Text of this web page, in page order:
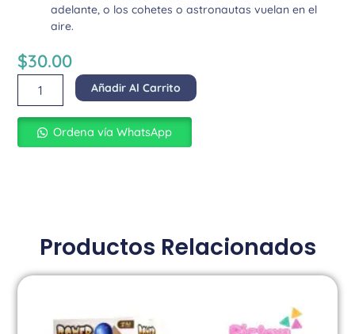
adelante, o los cohetes o astronautas vuelan en el
aire.
$30.00
Powered
Rocket
Añadir Al Carrito
Ordena vía WhatsApp
Productos Relacionados